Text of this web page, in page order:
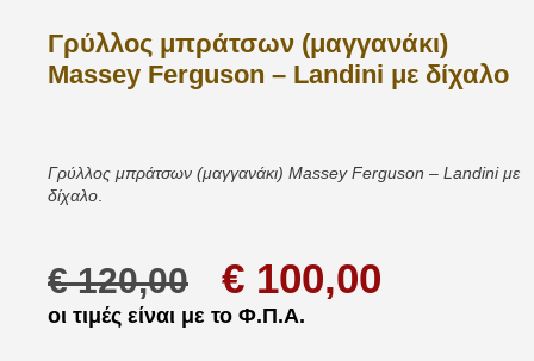
Γρύλλος μπράτσων (μαγγανάκι)
Massey Ferguson – Landini με δίχαλο
Γρύλλος μπράτσων (μαγγανάκι) Massey Ferguson – Landini με
δίχαλο
€120,00 € 100,00
οι τιμές είναι με το Φ.Π.Α.